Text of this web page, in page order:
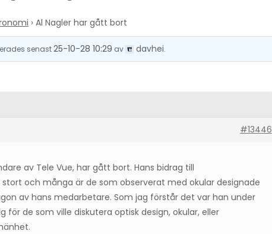
› Al Nagler har gått bort
senast25-10-28 10:29 av davhei.
#13446
av Tele Vue, har gått bort. Hans bidrag till
och många är de som observerat med okular designade
av hans medarbetare. Som jag förstår det var han under
för de som ville diskutera optisk design, okular, eller